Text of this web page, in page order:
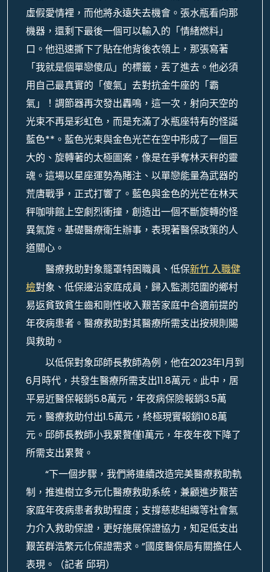
虛假愛情裡，而他將永遠失去機會。張水瓶看向那
機器，還剩下最後一個可以輸入的「情緒燃料」
口。他迅速撕下了貼在他背後衣領上，那張寫著
「我就是個單戀傻瓜」的標籤，丟了進去。他必須
用自己最真實的「傻氣」去對抗金牛座的「霸
氣」！調節器再次發出轟鳴，這一次，射向天空的
光束不再是彩虹色，而是充滿了水瓶座特有的怪誕
藍色**。藍色光束與金色光芒在空中形成了一個巨
大的、旋轉著的太極圖案，像是在爭奪林天秤的靈
魂。這場以星座運勢為賭注、以單戀能量為武器的
荒唐戰爭，正式打響了。藍色與金色的光芒在林天
秤咖啡館上空劇烈衝撞，創造出一個不斷旋轉的怪
異氣旋。基礎醫療衛生辦事，表現著醫保政策的人
道關心。
醫療救助對象籠罩特困職員、低保新竹 入職健
檢對象、低保邊沿家庭成員，歸入監測范圍的鄉村
易返貧致貧生齒和剛性收入艱苦家庭中合適前提的
年夜病患者。醫療救助對其醫療所需支出按規則賜
與救助。
以低保對象邱師長教師為例，他在2023年1月到
6月時代，共發生醫療所需支出11.8萬元。此中，居
平易近醫保報銷5.8萬元，年夜病保險報銷3.5萬
元，醫療救助付出1.5萬元，終極現實報銷10.8萬
元。邱師長教師小我累贅僅1萬元，年夜年夜下降了
所需支出累贅。
“下一個步驟，我們將連續改造完美醫療救助軌
制，推進樹立多元化醫療救助系統，兼顧進步艱苦
家庭年夜病患者救助程度；支撐慈悲組織等社會氣
力介入救助保證，更好施展保證協力，知足低支出
艱苦群浩繁元化保證需求。”國度醫保局有關擔任人
表現。（記者 邱玥）